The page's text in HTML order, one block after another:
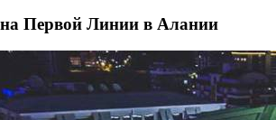
Первой Линии в Алании